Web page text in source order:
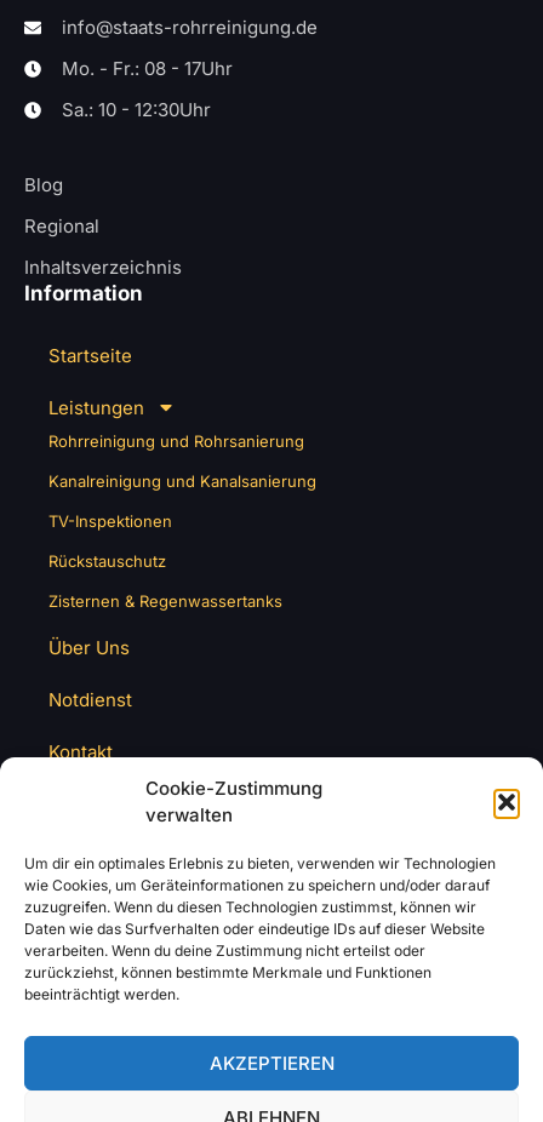
Cookie-Zustimmung
verwalten
Um dir ein optimales Erlebnis zu bieten, verwenden wir Technologien
wie Cookies, um Geräteinformationen zu speichern und/oder darauf
zuzugreifen. Wenn du diesen Technologien zustimmst, können wir
Daten wie das Surfverhalten oder eindeutige IDs auf dieser Website
verarbeiten. Wenn du deine Zustimmung nicht erteilst oder
zurückziehst, können bestimmte Merkmale und Funktionen
beeinträchtigt werden.
AKZEPTIEREN
ABLEHNEN
info@staats-rohrreinigung.de
Mo. - Fr.: 08 - 17Uhr
Sa.: 10 - 12:30Uhr
Blog
Regional
Inhaltsverzeichnis
Information
Startseite
Leistungen
Rohrreinigung und Rohrsanierung
Kanalreinigung und Kanalsanierung
TV-Inspektionen
Rückstauschutz
Zisternen & Regenwassertanks
Über Uns
Notdienst
Kontakt